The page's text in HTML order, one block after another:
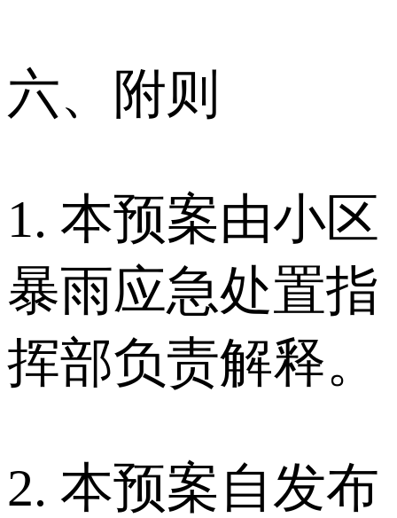
六、附则
1. 本预案由小区
暴雨应急处置指
挥部负责解释。
2. 本预案自发布